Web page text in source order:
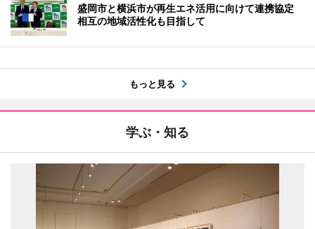
盛岡市と横浜市が再生エネ活用に向けて連携協定
相互の地域活性化も目指して
もっと見る
学ぶ・知る